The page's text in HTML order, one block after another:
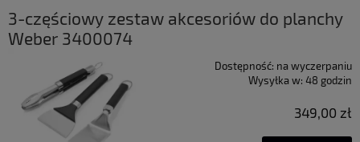
3-częściowy zestaw akcesoriów do planchy
Weber 3400074
Dostępność: na wyczerpaniu
Wysyłka w: 48 godzin
349,00 zł